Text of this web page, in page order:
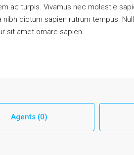
ac turpis. Vivamus nec molestie
dictum sapien rutrum tempus.
sit amet ornare sapien.
Agents (0)